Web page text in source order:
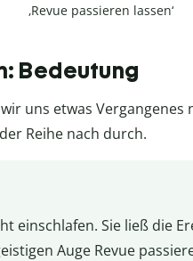
‚Revue passieren lassen‘
Bedeutung
uns etwas Vergangenes
Reihe nach durch.
einschlafen. Sie ließ die
Auge Revue